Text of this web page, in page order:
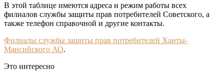
В этой таблице имеются адреса и режим работы всех
филиалов службы защиты прав потребителей Советского, а
также телефон справочной и другие контакты.
Филиалы службы защиты прав потребителей Ханты-
Мансийского АО.
Это интересно